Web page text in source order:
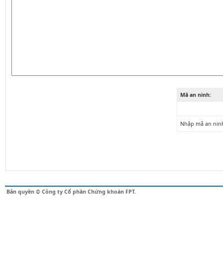
Mã an ninh:
Nhập mã an
Bản quyền © Công ty Cổ phần Chứng khoán FPT.